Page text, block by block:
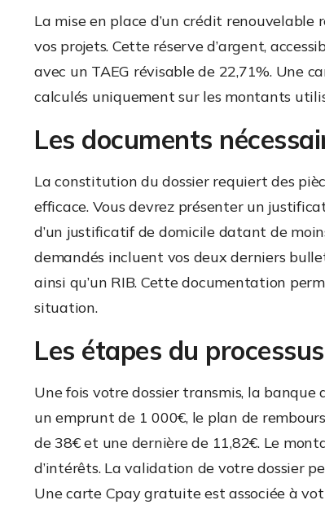
La mise en place d’un crédit
vos projets. Cette réserve d’argent,
avec un TAEG révisable de 22,71%. Une
calculés uniquement sur les montants
Les documents
La constitution du dossier requiert des
efficace. Vous devrez présenter un
d’un justificatif de domicile datant de
demandés incluent vos deux derniers
ainsi qu’un RIB. Cette documentation
situation.
Les étapes du
Une fois votre dossier transmis, la
un emprunt de 1 000€, le plan de
de 38€ et une dernière de 11,82€. Le
d’intérêts. La validation de votre dossier
Une carte Cpay gratuite est associée à